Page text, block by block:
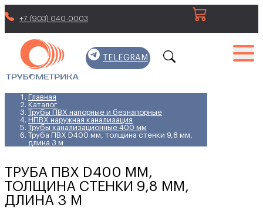
+7 (903) 040-0003
TELEGRAM
Главная
Каталог
Трубы ПВХ напорные и безнапорные
НПВХ наружная канализация
Трубы канализационные 400 мм
Труба ПВХ D400 мм, толщина стенки 9,8 мм,
длина 3 м
ТРУБА ПВХ D400 ММ,
ТОЛЩИНА СТЕНКИ 9,8 ММ,
ДЛИНА 3 М